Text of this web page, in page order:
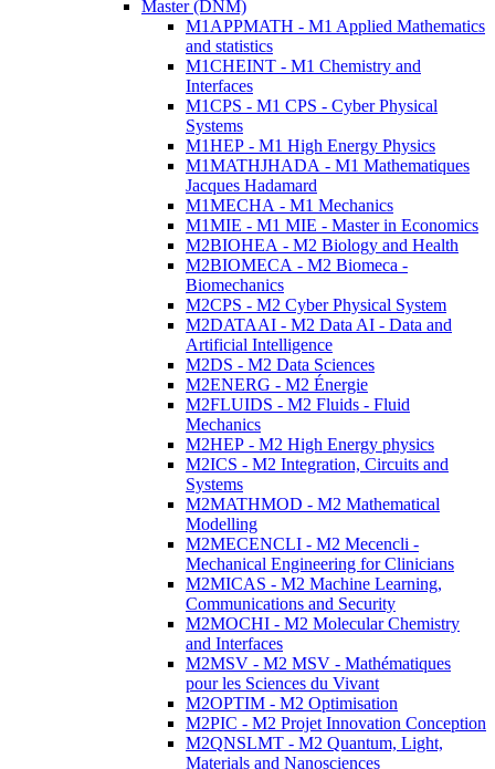
Master (DNM)
M1APPMATH - M1 Applied Mathematics
and statistics
M1CHEINT - M1 Chemistry and
Interfaces
M1CPS - M1 CPS - Cyber Physical
Systems
M1HEP - M1 High Energy Physics
M1MATHJHADA - M1 Mathematiques
Jacques Hadamard
M1MECHA - M1 Mechanics
M1MIE - M1 MIE - Master in Economics
M2BIOHEA - M2 Biology and Health
M2BIOMECA - M2 Biomeca -
Biomechanics
M2CPS - M2 Cyber Physical System
M2DATAAI - M2 Data AI - Data and
Artificial Intelligence
M2DS - M2 Data Sciences
M2ENERG - M2 Énergie
M2FLUIDS - M2 Fluids - Fluid
Mechanics
M2HEP - M2 High Energy physics
M2ICS - M2 Integration, Circuits and
Systems
M2MATHMOD - M2 Mathematical
Modelling
M2MECENCLI - M2 Mecencli -
Mechanical Engineering for Clinicians
M2MICAS - M2 Machine Learning,
Communications and Security
M2MOCHI - M2 Molecular Chemistry
and Interfaces
M2MSV - M2 MSV - Mathématiques
pour les Sciences du Vivant
M2OPTIM - M2 Optimisation
M2PIC - M2 Projet Innovation Conception
M2QNSLMT - M2 Quantum, Light,
Materials and Nanosciences